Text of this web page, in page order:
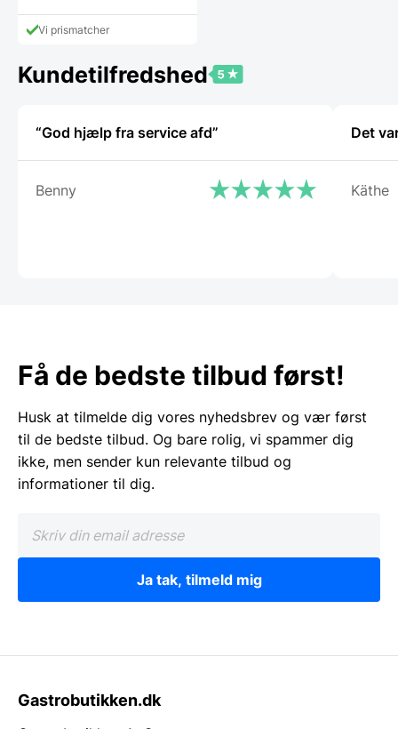
var:
3.495,00 DKK.
aktuelle
prisVi prismatcher
Kundetilfredshed
“God hjælp fra service afd”
Benny
Det
Käthe
Få de bedste tilbud først!
Husk at tilmelde dig vores nyhedsbrev og vær først
til de bedste tilbud. Og bare rolig, vi spammer dig
ikke, men sender kun relevante tilbud og
informationer til dig.
Ja tak, tilmeld mig
Gastrobutikken.dk